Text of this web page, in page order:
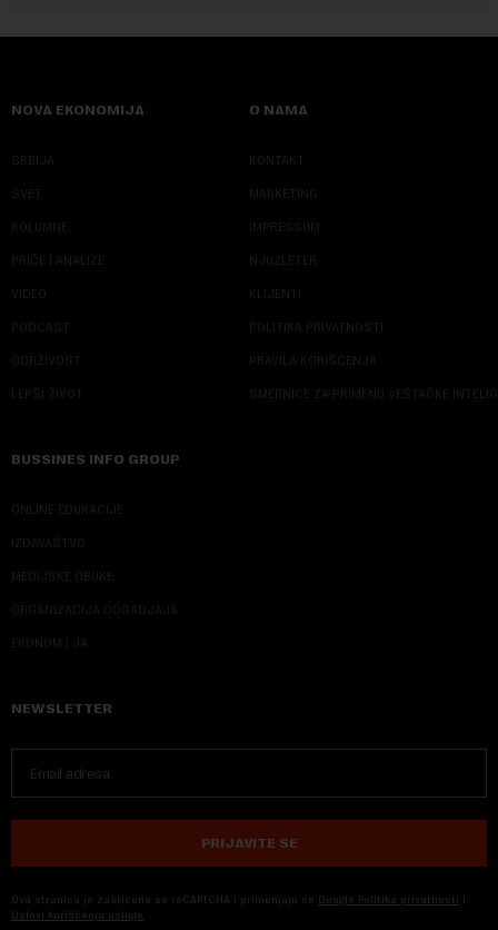
NOVA EKONOMIJA
SRBIJA
SVET
KOLUMNE
PRIČE I ANALIZE
VIDEO
PODCAST
ODRŽIVOST
LEPŠI ŽIVOT
O NAMA
KONTAKT
MARKETING
IMPRESSUM
NJUZLETER
KLIJENTI
POLITIKA PRIVATNOSTI
PRAVILA KORIŠĆENJA
SMERNICE ZA PRIMENU VEŠTAČKE
BUSSINES INFO GROUP
ONLINE EDUKACIJE
IZDAVAŠTVO
MEDIJSKE OBUKE
ORGANIZACIJA DOGADJAJA
EKONOM I JA
NEWSLETTER
PRIJAVITE SE
Ova stranica je zaštićena sa reCAPTCHA i primenjuju se Google Politika privatnosti i
Uslovi korišćenja usluge